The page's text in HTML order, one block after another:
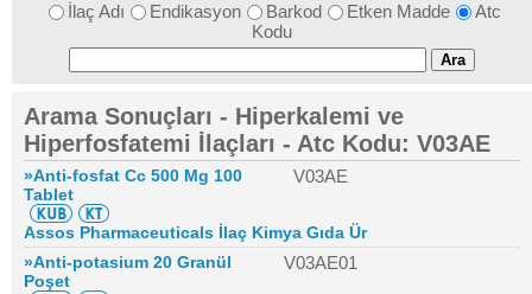
İlaç Adı Endikasyon Barkod Etken Madde
Atc
Kodu
Arama Sonuçları - Hiperkalemi ve
Hiperfosfatemi İlaçları - Atc Kodu: V03AE
»Anti-fosfat Cc 500 Mg 100
Tablet
V03AE
Assos Pharmaceuticals İlaç Kimya Gıda Ür
»Anti-potasium 20 Granül
Poşet
V03AE01